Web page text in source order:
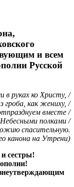
и всем
Русской
в руках ко Христу, /
гроба, как жениху, /
вместе /
полками /
спасительную.
канона на Утрени)
сестры!